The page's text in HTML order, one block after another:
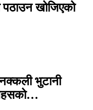
खोजिएको
भुटानी
बहसको…